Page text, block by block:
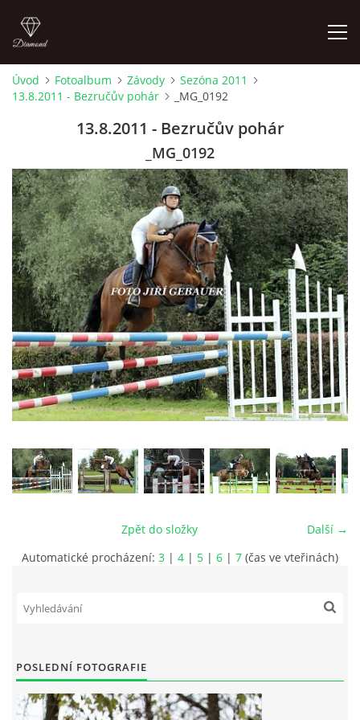
ÚVOD
KONTAKT
SLUŽBY
JEŽDĚNÍ PRO VEŘEJNOST
FOTOALBUM
VIDEA
NOVÝ PŘEKÁŽKOVÝ MATERIÁL
MORAVSKOSLEZSKÉM KRAJI
NEDOSTAVILI NA PODZIMNÍ BRIGÁDU
Úvod Fotoalbum Závody
Sezóna 2011
13.8.2011 - Bezručův pohár
_MG_0192
13.8.2011 - Bezručův pohár
_MG_0192
Další →
Zpět do složky
Automatické procházení: 3 | 4 | 5 | 6 | 7 (čas ve vteřinách)
POSLEDNÍ FOTOGRAFIE